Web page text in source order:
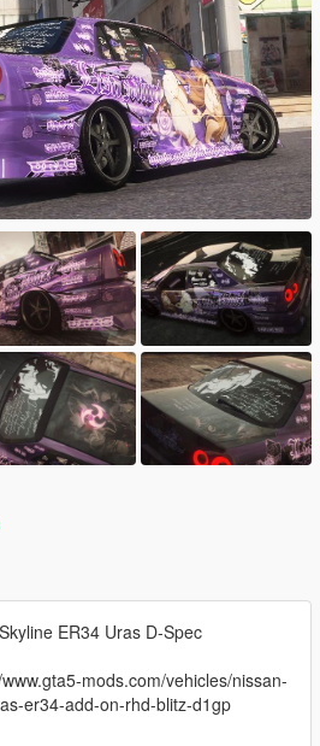
ER34 Uras D-Spec
mods.com/vehicles/nissan-
er34-add-on-rhd-blitz-d1gp